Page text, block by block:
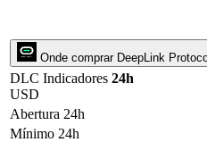
Onde comprar DeepLink
DLC Indicadores 24h
USD
Abertura 24h
Mínimo 24h